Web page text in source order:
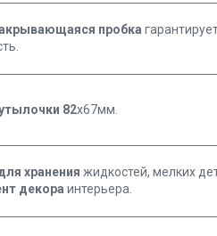
пробка
82х67мм.
хранения жидкостей, мелких
декора интерьера.